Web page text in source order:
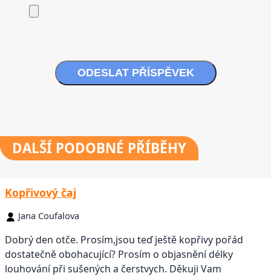
ODESLAT PŘÍSPĚVEK
DALŠÍ PODOBNÉ PŘÍBĚHY
Kopřivový čaj
Jana Coufalova
Dobrý den otče. Prosím,jsou teď ještě kopřivy pořád
dostatečně obohacující? Prosím o objasnění délky
louhování při sušených a čerstvych. Děkuji Vam